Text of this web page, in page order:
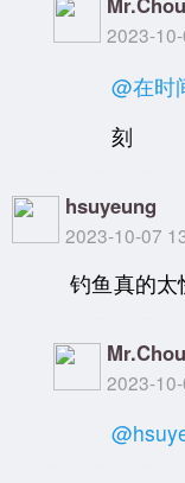
2023-
@在时
刻
hsuyeung
2023-10-07
钓鱼真的太
Mr.Chou
2023-